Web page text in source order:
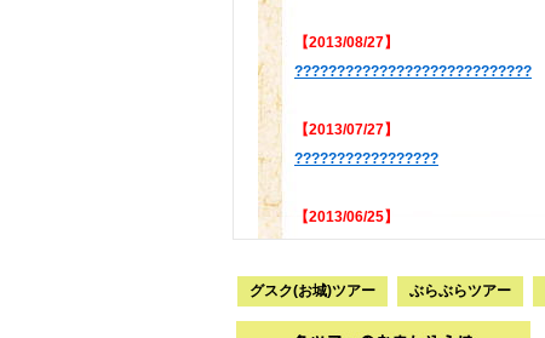
【2013/08/27】
????????????????????????????
【2013/07/27】
?????????????????
【2013/06/25】
【2013/05/10】
????????????????
グスク(お城)ツアー ぶらぶらツアー